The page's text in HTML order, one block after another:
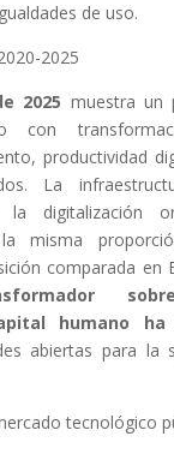
de uso.
2025
2025 muestra un
con
productividad
La
la digitalización
misma
comparada en
humano
abiertas para la
tecnológico